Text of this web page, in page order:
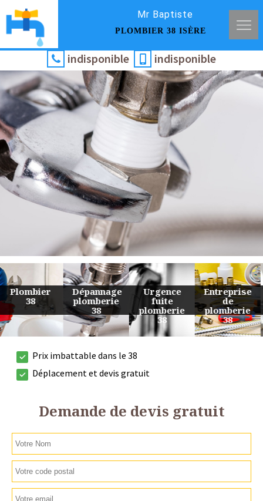
Mr Baptiste
PLOMBIER 38 ISÈRE
indisponible indisponible
Urgence
fuite
plomberie
38
Entreprise
de
plomberie
38
Travaux
de
plomberie
38
Devis
plomberie
38
Prix imbattable dans le 38
Déplacement et devis gratuit
Demande de devis gratuit